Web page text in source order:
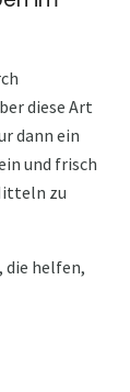
diese Art
dann ein
und frisch
zu
die helfen,